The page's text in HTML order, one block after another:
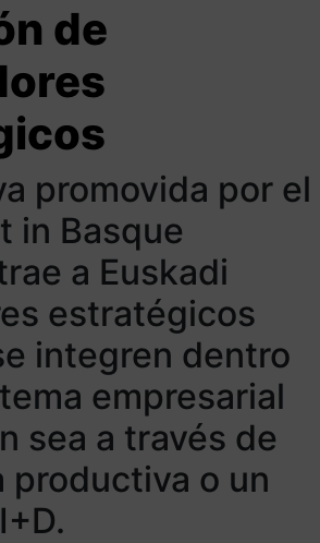
la
en
para
tu cadena
de
promovida por el
in Basque
a Euskadi
estratégicos
integren dentro
empresarial
sea a través de
productiva o un